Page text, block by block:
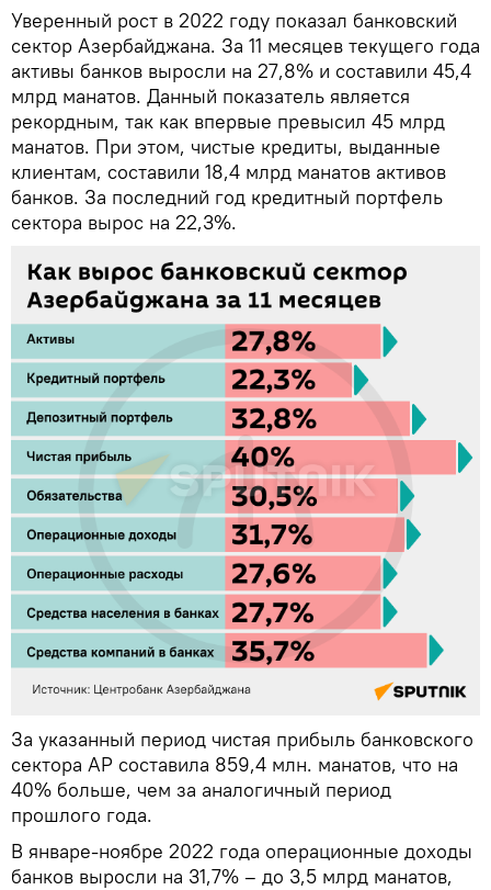
Уверенный рост в 2022 году показал банковский
сектор Азербайджана. За 11 месяцев текущего года
активы банков выросли на 27,8% и составили 45,4
млрд манатов. Данный показатель является
рекордным, так как впервые превысил 45 млрд
манатов. При этом, чистые кредиты, выданные
клиентам, составили 18,4 млрд манатов активов
банков. За последний год кредитный портфель
сектора вырос на 22,3%.
За указанный период чистая прибыль банковского
сектора АР составила 859,4 млн. манатов, что на
40% больше, чем за аналогичный период
прошлого года.
В январе-ноябре 2022 года операционные доходы
банков выросли на 31,7% – до 3,5 млрд манатов,